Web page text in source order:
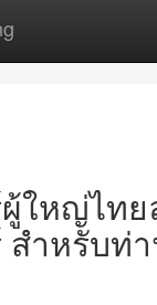
ใหญ่ไทย
ำหรับท่